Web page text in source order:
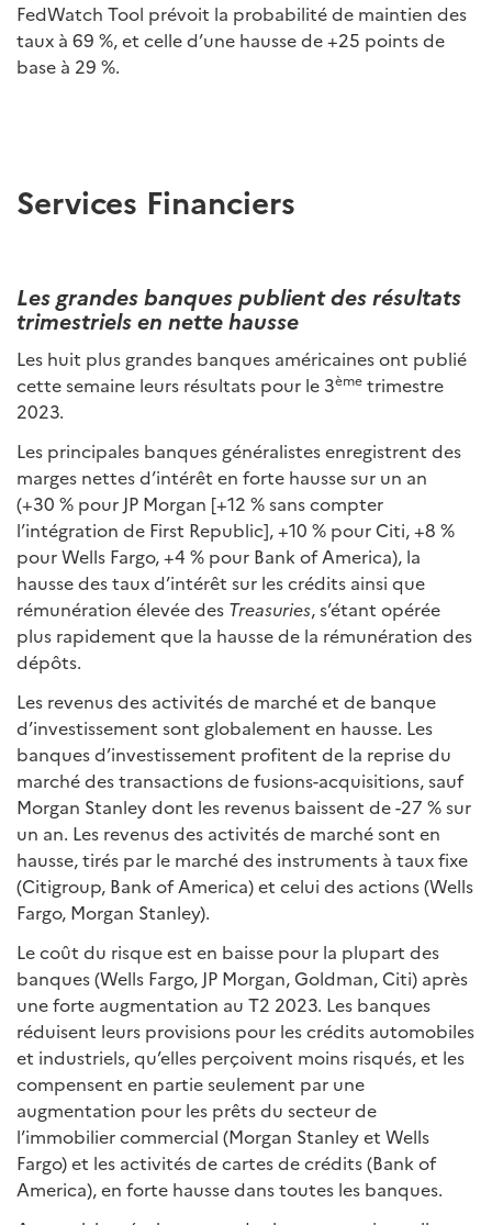
FedWatch Tool prévoit la probabilité de maintien des
taux à 69 %, et celle d’une hausse de +25 points de
base à 29 %.
Services Financiers
Les grandes banques publient des résultats
trimestriels en nette hausse
Les huit plus grandes banques américaines ont publié
cette semaine leurs résultats pour le 3ème trimestre
2023.
Les principales banques généralistes enregistrent des
marges nettes d’intérêt en forte hausse sur un an
(+30 % pour JP Morgan [+12 % sans compter
l’intégration de First Republic], +10 % pour Citi, +8 %
pour Wells Fargo, +4 % pour Bank of America), la
hausse des taux d’intérêt sur les crédits ainsi que
rémunération élevée des Treasuries, s’étant opérée
plus rapidement que la hausse de la rémunération des
dépôts.
Les revenus des activités de marché et de banque
d’investissement sont globalement en hausse. Les
banques d’investissement profitent de la reprise du
marché des transactions de fusions-acquisitions, sauf
Morgan Stanley dont les revenus baissent de -27 % sur
un an. Les revenus des activités de marché sont en
hausse, tirés par le marché des instruments à taux fixe
(Citigroup, Bank of America) et celui des actions (Wells
Fargo, Morgan Stanley).
Le coût du risque est en baisse pour la plupart des
banques (Wells Fargo, JP Morgan, Goldman, Citi) après
une forte augmentation au T2 2023. Les banques
réduisent leurs provisions pour les crédits automobiles
et industriels, qu’elles perçoivent moins risqués, et les
compensent en partie seulement par une
augmentation pour les prêts du secteur de
l’immobilier commercial (Morgan Stanley et Wells
Fargo) et les activités de cartes de crédits (Bank of
America), en forte hausse dans toutes les banques.